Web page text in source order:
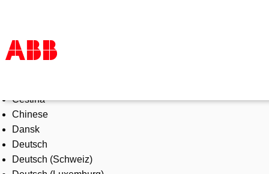
Products & Solutions
Industries
Services
About us
Where to buy
Čeština
Chinese
Dansk
Deutsch
Deutsch (Schweiz)